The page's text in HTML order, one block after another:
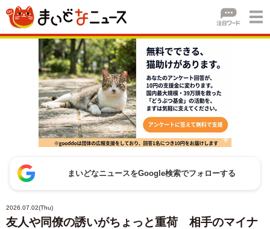
まいどなニュースをGoogle検索でフォローする
2026.07.02(Thu)
友人や同僚の誘いがちょっと重荷 相手のマイナ